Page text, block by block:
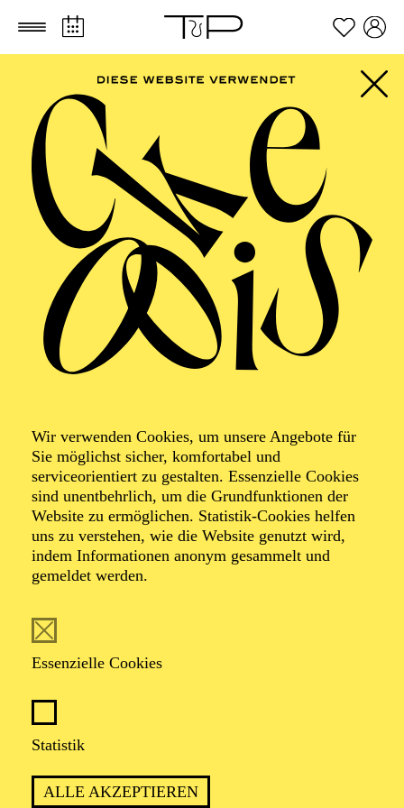
Zum Hauptinhalt springen Zum Footer springen
Wir verwenden Cookies, um unsere Angebote für
Sie möglichst sicher, komfortabel und
serviceorientiert zu gestalten. Essenzielle Cookies
sind unentbehrlich, um die Grundfunktionen der
Website zu ermöglichen. Statistik-Cookies helfen
uns zu verstehen, wie die Website genutzt wird,
indem Informationen anonym gesammelt und
gemeldet werden.
Essenzielle Cookies
Statistik
ALLE AKZEPTIEREN
Foto: Benne Ochs
Bettina Ranch
Mezzosopran
zunächst Violine, bevor sie sich ganz dem Gesang
Ensemblemitglied am Aalto-Theater, wo sie sich mit
erarbeitet hat, darunter Carmen, Fricka („Die
Walküre“), Adalgisa („Norma“), Maddalena